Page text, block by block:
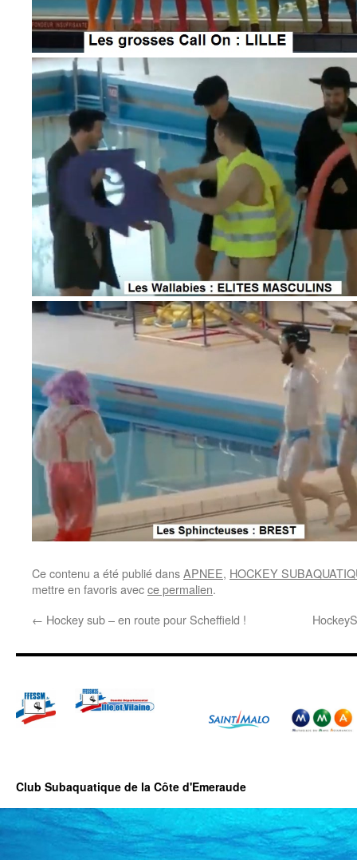
Ce contenu a été publié dansAPNEE, HOCKEY
mettre en favoris avecce permalien.
← Hockey sub – en route pour Scheffield !
Club Subaquatique de la Côte d'Emeraude